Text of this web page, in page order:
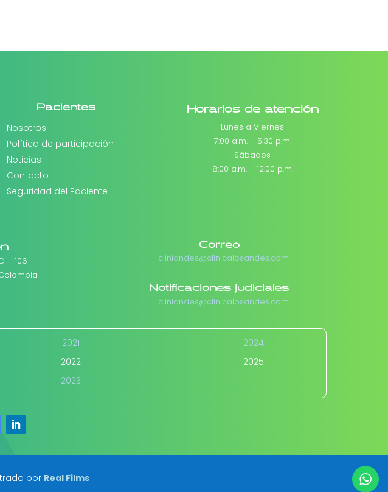
Pacientes
Nosotros
Política de participación
Noticias
Contacto
Seguridad del Paciente
Horarios de atención
Lunes a Viernes
7:00 a.m. – 5:30 p.m.
Sábados
8:00 a.m. – 12:00 p.m.
– 106
Correo
cliniandes@clinicalosandes.com
Notificaciones judiciales
cliniandes@clinicalosandes.com
2021
2022
2023
2024
2025
por Real Films